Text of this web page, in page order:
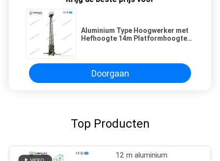
Aluminium Type Hoogwerker met
Hefhoogte 14m Platformhoogte
Doorgaan
Top Producten
12 m aluminium